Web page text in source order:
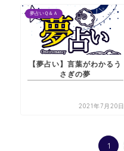
夢占いＱ＆Ａ
【夢占い】言葉がわかるう
さぎの夢
2021年7月20日
1